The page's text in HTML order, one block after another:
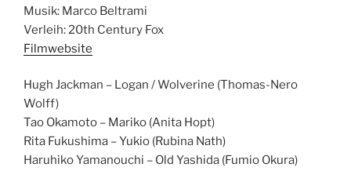
Musik: Marco Beltrami
Verleih: 20th Century Fox
Filmwebsite
Hugh Jackman – Logan / Wolverine (Thomas-Nero
Wolff)
Tao Okamoto – Mariko (Anita Hopt)
Rita Fukushima – Yukio (Rubina Nath)
Haruhiko Yamanouchi – Old Yashida (Fumio Okura)